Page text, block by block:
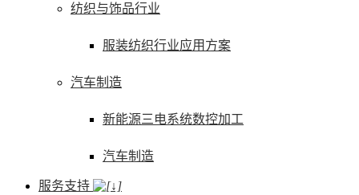
纺织与饰品行业
服装纺织行业应用方案
汽车制造
新能源三电系统数控加工
汽车制造
服务支持